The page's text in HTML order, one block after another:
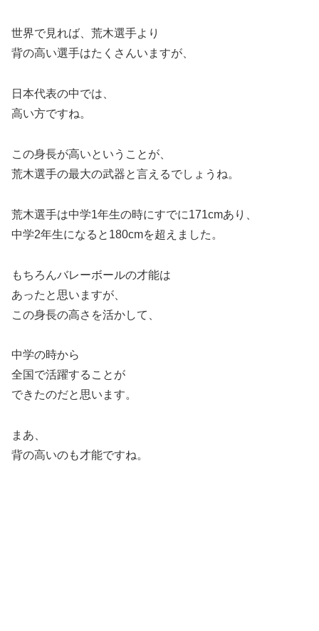
世界で見れば、荒木選手より
背の高い選手はたくさんいますが、
日本代表の中では、
高い方ですね。
この身長が高いということが、
荒木選手の最大の武器と言えるでしょうね。
荒木選手は中学1年生の時にすでに171cmあり、
中学2年生になると180cmを超えました。
もちろんバレーボールの才能は
あったと思いますが、
この身長の高さを活かして、
中学の時から
全国で活躍することが
できたのだと思います。
まあ、
背の高いのも才能ですね。